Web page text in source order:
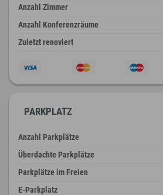
Anzahl Zimmer
Anzahl Konferenzräume
Zuletzt renoviert
PARKPLATZ
Anzahl Parkplätze
Überdachte Parkplätze
Parkplätze im Freien
E-Parkplatz